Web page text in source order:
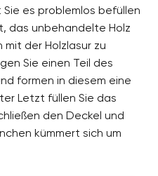
es problemlos befüllen
das unbehandelte Holz
der Holzlasur zu
Sie einen Teil des
formen in diesem eine
Letzt füllen Sie das
den Deckel und
kümmert sich um